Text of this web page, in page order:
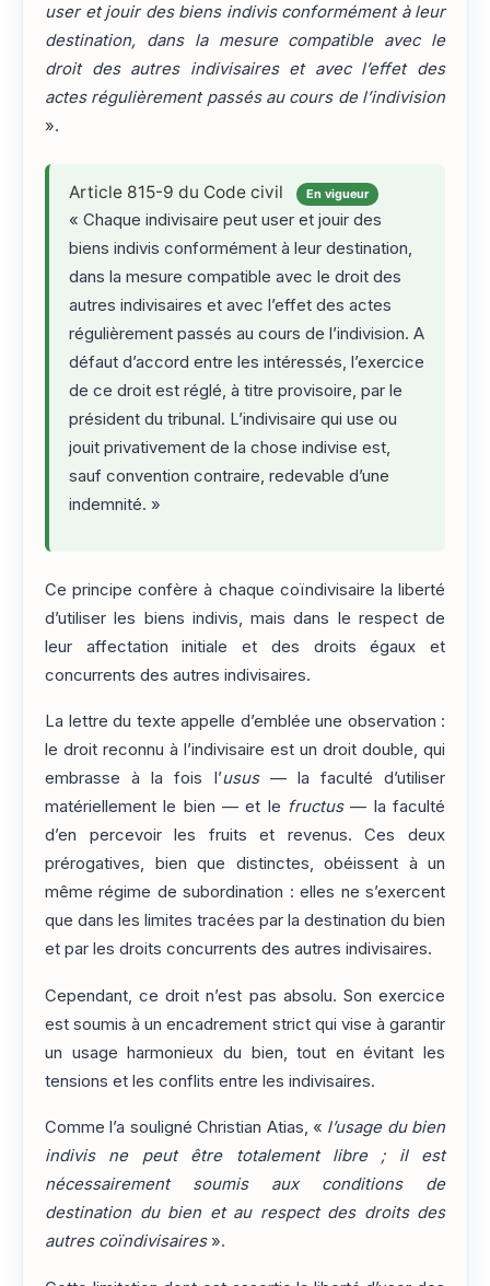
user et jouir des biens indivis conformément à leur
destination, dans la mesure compatible avec le
droit des autres indivisaires et avec l’effet des
actes régulièrement passés au cours de l’indivision
».
Article 815-9 du Code civil En vigueur
« Chaque indivisaire peut user et jouir des
biens indivis conformément à leur destination,
dans la mesure compatible avec le droit des
autres indivisaires et avec l’effet des actes
régulièrement passés au cours de l’indivision. A
défaut d’accord entre les intéressés, l’exercice
de ce droit est réglé, à titre provisoire, par le
président du tribunal. L’indivisaire qui use ou
jouit privativement de la chose indivise est,
sauf convention contraire, redevable d’une
indemnité. »
Ce principe confère à chaque coïndivisaire la liberté
d’utiliser les biens indivis, mais dans le respect de
leur affectation initiale et des droits égaux et
concurrents des autres indivisaires.
La lettre du texte appelle d’emblée une observation :
le droit reconnu à l’indivisaire est un droit double, qui
embrasse à la fois l’usus— la faculté d’utiliser
matériellement le bien — et le fructus— la faculté
d’en percevoir les fruits et revenus. Ces deux
prérogatives, bien que distinctes, obéissent à un
même régime de subordination : elles ne s’exercent
que dans les limites tracées par la destination du bien
et par les droits concurrents des autres indivisaires.
Cependant, ce droit n’est pas absolu. Son exercice
est soumis à un encadrement strict qui vise à garantir
un usage harmonieux du bien, tout en évitant les
tensions et les conflits entre les indivisaires.
Comme l’a souligné Christian Atias, « l’usage du bien
indivis ne peut être totalement libre ; il est
nécessairement soumis aux conditions de
destination du bien et au respect des droits des
autres coïndivisaires».